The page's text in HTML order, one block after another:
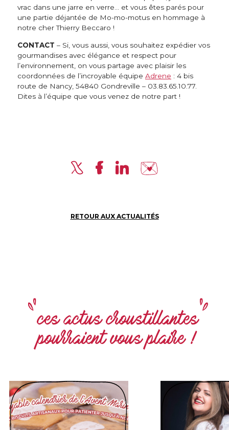
vrac dans une jarre en verre… et vous êtes parés pour
une partie déjantée de Mo-mo-motus en hommage à
notre cher Thierry Beccaro !
CONTACT – Si, vous aussi, vous souhaitez expédier vos
gourmandises avec élégance et respect pour
l’environnement, on vous partage avec plaisir les
coordonnées de l’incroyable équipe Adrene : 4 bis
route de Nancy, 54840 Gondreville – 03.83.65.10.77.
Dites à l’équipe que vous venez de notre part !
RETOUR AUX ACTUALITÉS
ces actus croustillantes
pourraient vous plaire !